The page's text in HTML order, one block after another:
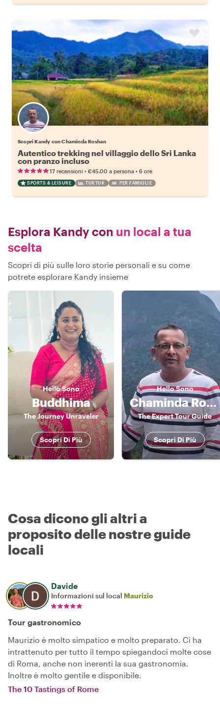
Scopri Kandy con Chaminda Roshan
Autentico trekking nel villaggio dello Sri Lanka
con pranzo incluso
17 recensioni • €45.00 a persona • 6 ore
SPORTS & LEISURE TUKTUK PER FAMIGLIE
Esplora Kandy con un local a tua
scelta
Scopri di più sulle loro storie personali e su come
potrete esplorare Kandy insieme
HelloSono
Buddhima
The Journey Unraveler
Scopri Di Più
HelloSono
Chaminda Roshan
The Expert Tour Guide
Scopri Di Più
Cosa dicono gli altri a
proposito delle nostre guide
locali
Davide
Informazioni sul local Maurizio
Tour gastronomico
Maurizio è molto simpatico e molto preparato. Ci ha
intrattenuto per tutto il tempo spiegandoci molte cose
di Roma, anche non inerenti la sua gastronomia.
Inoltre è molto gentile e disponibile.
The 10 Tastings of Rome